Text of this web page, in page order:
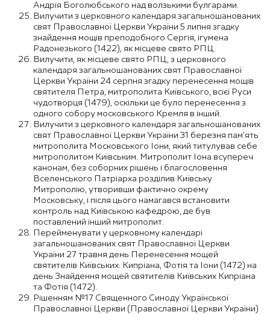
Андрія Боголюбського над волзькими булгарами.
Вилучити з церковного календаря загальношанованих
свят Православної Церкви України 5 липня згадку
знайдення мощів преподобного Сергія, ігумена
Радонезького (1422), як місцеве свято РПЦ.
Вилучити, як місцеве свято РПЦ, з церковного
календаря загальношанованих свят Православної
Церкви України 24 серпня згадку перенесення мощів
святителя Петра, митрополита Київського, всієї Руси
чудотворця (1479), оскільки це було перенесення з
одного собору московського Кремля в інший.
Вилучити з церковного календаря загальношанованих
свят Православної Церкви України 31 березня пам’ять
митрополита Московського Іони, який титулував себе
митрополитом Київським. Митрополит Іона всупереч
канонам, без соборних рішень і благословення
Вселенського Патріарха розділив Київську
Митрополію, утворивши фактично окрему
Московську, і після цього намагався встановити
контроль над Київською кафедрою, де був
поставлений інший митрополит.
Перейменувати у церковному календарі
загальношанованих свят Православної Церкви
України 27 травня день Перенесення мощей
святителів Київських: Кипріана, Фотія та Іони (1472) на
день Знайдення мощей святителів Київських Кипріана
та Фотія (1472).
Рішенням №17 Священного Синоду Української
Православної Церкви (Православної Церкви України)